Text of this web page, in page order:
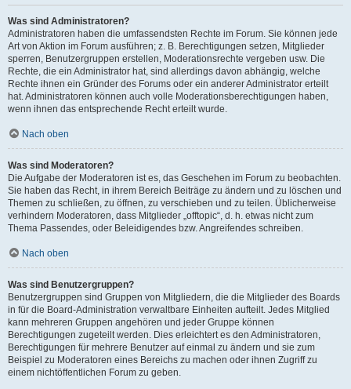
Was sind Administratoren?
Administratoren haben die umfassendsten Rechte im Forum. Sie können jede
Art von Aktion im Forum ausführen; z. B. Berechtigungen setzen, Mitglieder
sperren, Benutzergruppen erstellen, Moderationsrechte vergeben usw. Die
Rechte, die ein Administrator hat, sind allerdings davon abhängig, welche
Rechte ihnen ein Gründer des Forums oder ein anderer Administrator erteilt
hat. Administratoren können auch volle Moderationsberechtigungen haben,
wenn ihnen das entsprechende Recht erteilt wurde.
Nach oben
Was sind Moderatoren?
Die Aufgabe der Moderatoren ist es, das Geschehen im Forum zu beobachten.
Sie haben das Recht, in ihrem Bereich Beiträge zu ändern und zu löschen und
Themen zu schließen, zu öffnen, zu verschieben und zu teilen. Üblicherweise
verhindern Moderatoren, dass Mitglieder „offtopic“, d. h. etwas nicht zum
Thema Passendes, oder Beleidigendes bzw. Angreifendes schreiben.
Nach oben
Was sind Benutzergruppen?
Benutzergruppen sind Gruppen von Mitgliedern, die die Mitglieder des Boards
in für die Board-Administration verwaltbare Einheiten aufteilt. Jedes Mitglied
kann mehreren Gruppen angehören und jeder Gruppe können
Berechtigungen zugeteilt werden. Dies erleichtert es den Administratoren,
Berechtigungen für mehrere Benutzer auf einmal zu ändern und sie zum
Beispiel zu Moderatoren eines Bereichs zu machen oder ihnen Zugriff zu
einem nichtöffentlichen Forum zu geben.